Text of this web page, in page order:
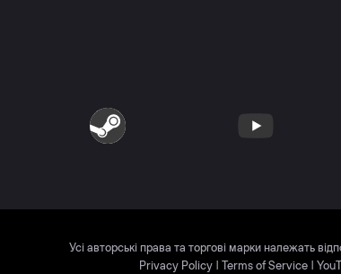
Steam YouTube
Усі авторські права та торгові марки належать
Privacy Policy
Terms of Service